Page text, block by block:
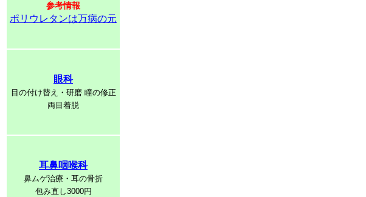
参考情報
ポリウレタンは万病の元
眼科
目の付け替え・研磨 瞳の修正
両目着脱
耳鼻咽喉科
鼻ムゲ治療・耳の骨折
包み直し3000円